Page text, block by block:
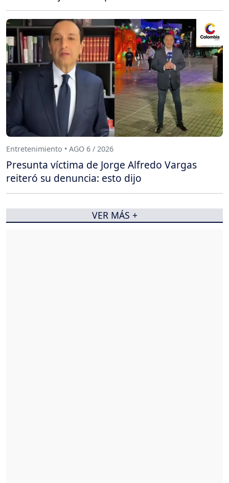
Entretenimiento • AGO 6 / 2026
Presunta víctima de Jorge Alfredo Vargas
reiteró su denuncia: esto dijo
VER MÁS +